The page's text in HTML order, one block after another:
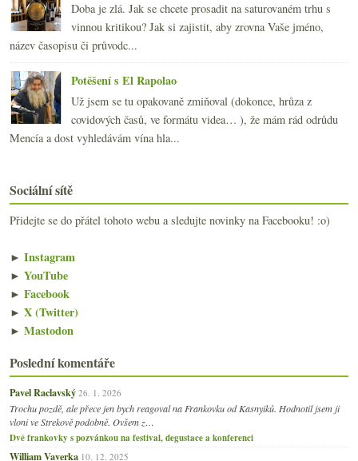
Doba je zlá. Jak se chcete prosadit na saturovaném trhu s
vinnou kritikou? Jak si zajistit, aby zrovna Vaše jméno,
název časopisu či průvodc...
Potěšení s El Rapolao
Už jsem se tu opakovaně zmiňoval (dokonce, hrůza z
covidových časů, ve formátu videa… ), že mám rád odrůdu
Mencía a dost vyhledávám vína hla...
Sociální sítě
Přidejte se do přátel tohoto webu a sledujte novinky na Facebooku! :o)
► Instagram
► YouTube
► Facebook
► X (Twitter)
► Mastodon
Poslední komentáře
Pavel Raclavský 26. 1. 2026
Trochu pozdě, ale přece jen bych reagoval na Frankovku od Kasnyiků. Hodnotil jsem ji
vloni ve Strekově podobně. Ovšem z…
Dvě frankovky s pozvánkou na festival, degustace a konferenci
William Vaverka 10. 12. 2025